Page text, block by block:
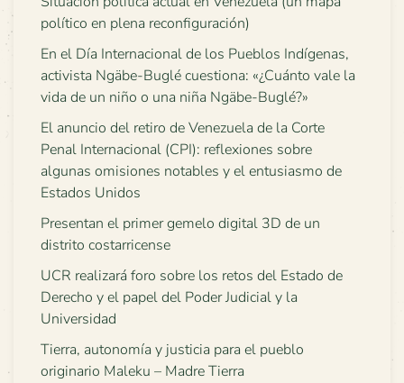
político en plena reconfiguración)
En el Día Internacional de los Pueblos Indígenas,
activista Ngäbe-Buglé cuestiona: «¿Cuánto vale la
vida de un niño o una niña Ngäbe-Buglé?»
El anuncio del retiro de Venezuela de la Corte
Penal Internacional (CPI): reflexiones sobre
algunas omisiones notables y el entusiasmo de
Estados Unidos
Presentan el primer gemelo digital 3D de un
distrito costarricense
UCR realizará foro sobre los retos del Estado de
Derecho y el papel del Poder Judicial y la
Universidad
Tierra, autonomía y justicia para el pueblo
originario Maleku – Madre Tierra